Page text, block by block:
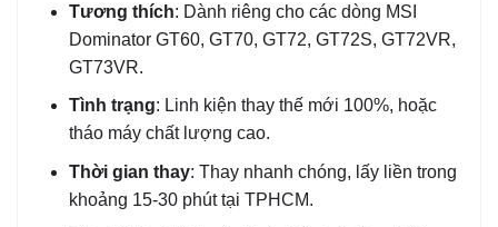
Tương thích: Dành riêng cho các dòng MSI
Dominator GT60, GT70, GT72, GT72S, GT72VR,
GT73VR.
Tình trạng: Linh kiện thay thế mới 100%, hoặc
tháo máy chất lượng cao.
Thời gian thay: Thay nhanh chóng, lấy liền trong
khoảng 15-30 phút tại TPHCM.